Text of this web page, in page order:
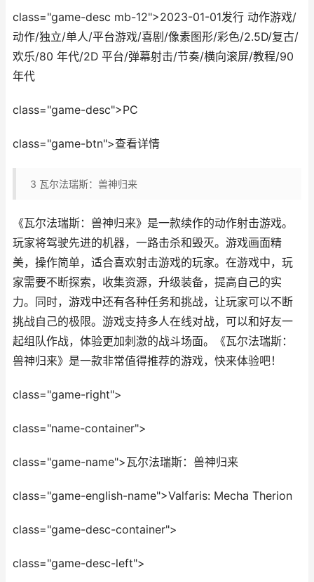
class="game-desc mb-12">2023-01-01发行 动作游戏/
动作/独立/单人/平台游戏/喜剧/像素图形/彩色/2.5D/复古/
欢乐/80 年代/2D 平台/弹幕射击/节奏/横向滚屏/教程/90
年代
class="game-desc">PC
class="game-btn">查看详情
3 瓦尔法瑞斯：兽神归来
《瓦尔法瑞斯：兽神归来》是一款续作的动作射击游戏。
玩家将驾驶先进的机器，一路击杀和毁灭。游戏画面精
美，操作简单，适合喜欢射击游戏的玩家。在游戏中，玩
家需要不断探索，收集资源，升级装备，提高自己的实
力。同时，游戏中还有各种任务和挑战，让玩家可以不断
挑战自己的极限。游戏支持多人在线对战，可以和好友一
起组队作战，体验更加刺激的战斗场面。《瓦尔法瑞斯：
兽神归来》是一款非常值得推荐的游戏，快来体验吧！
class="game-right">
class="name-container">
class="game-name">瓦尔法瑞斯：兽神归来
class="game-english-name">Valfaris: Mecha Therion
class="game-desc-container">
class="game-desc-left">